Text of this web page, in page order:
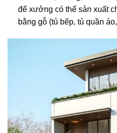
để xưởng có thể sản xuất
bằng gỗ (tủ bếp, tủ quần